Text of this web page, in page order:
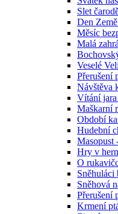
Slet
Den
Měsíc
Malá
Veselé
Přerušení
Návštěva
Vítání
Maškarní
Období
Hudební
Masopust
Hry v
O
Sněhuláci
Sněhová
Přerušení
Krmení